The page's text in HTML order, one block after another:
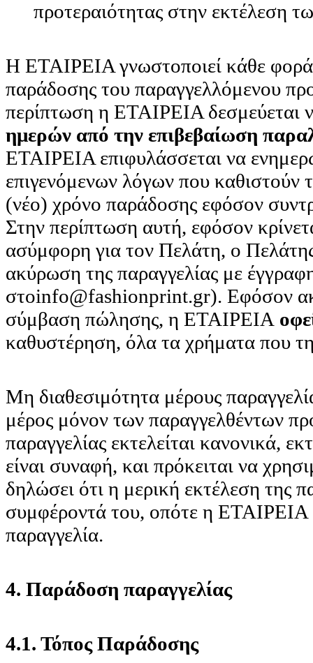
προτεραιότητας στην εκτέλεση
Η ΕΤΑΙΡΕΙΑ γνωστοποιεί κάθε
παράδοσης του παραγγελλόμενου
περίπτωση η ΕΤΑΙΡΕΙΑ δεσμεύεται
ημερών από την επιβεβαίωση
ΕΤΑΙΡΕΙΑ επιφυλάσσεται να
επιγενόμενων λόγων που καθιστούν
(νέο) χρόνο παράδοσης εφόσον
Στην περίπτωση αυτή, εφόσον
ασύμφορη για τον Πελάτη, ο
ακύρωση της παραγγελίας με
στοinfo@fashionprint.gr). Εφόσον
σύμβαση πώλησης, η ΕΤΑΙΡΕΙΑ
καθυστέρηση, όλα τα χρήματα που
Μη διαθεσιμότητα μέρους
μέρος μόνον των παραγγελθέντων
παραγγελίας εκτελείται κανονικά,
είναι συναφή, και πρόκειται να
δηλώσει ότι η μερική εκτέλεση της
συμφέροντά του, οπότε η ΕΤΑΙΡΕΙΑ
παραγγελία.
4. Παράδοση παραγγελίας
4.1. Τόπος Παράδοσης